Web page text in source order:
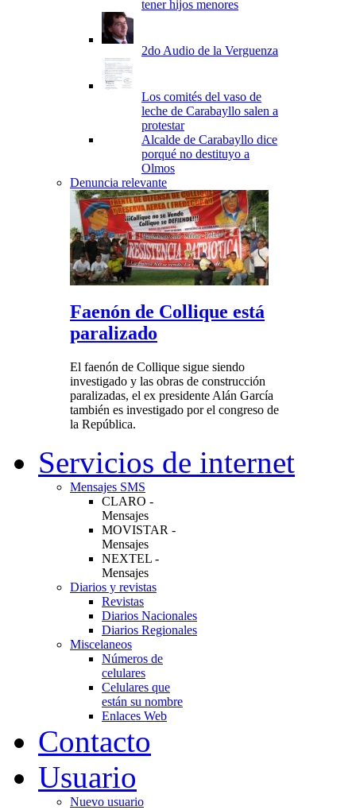
tener hijos menores
2do Audio de la Verguenza
Los comités del vaso de
leche de Carabayllo salen a
protestar
Alcalde de Carabayllo dice
porqué no destituyo a
Olmos
Denuncia relevante
Faenón de Collique está
paralizado
El faenón de Collique sigue siendo
investigado y las obras de construcción
paralizadas, el ex presidente Alán García
también es investigado por el congreso de
la República.
Servicios de internet
Mensajes SMS
CLARO -
Mensajes
MOVISTAR -
Mensajes
NEXTEL -
Mensajes
Diarios y revistas
Revistas
Diarios Nacionales
Diarios Regionales
Miscelaneos
Números de
celulares
Celulares que
están su nombre
Enlaces Web
Contacto
Usuario
Nuevo usuario